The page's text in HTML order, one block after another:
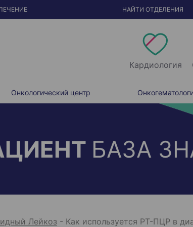
НАЙТИ ОТДЕЛЕНИЯ
Кардиология
Онкологический центр
БАЗА
Лейкоз - Как используется РТ-ПЦР в